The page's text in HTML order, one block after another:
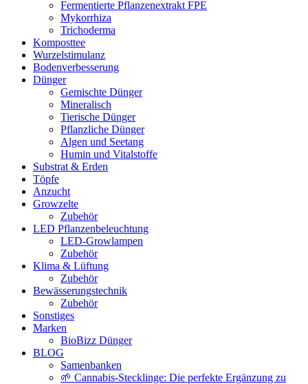
Fermentierte Pflanzenextrakt FPE
Mykorrhiza
Trichoderma
Komposttee
Wurzelstimulanz
Bodenverbesserung
Dünger
Gemischte Dünger
Mineralisch
Tierische Dünger
Pflanzliche Dünger
Algen und Seetang
Humin und Vitalstoffe
Substrat & Erden
Töpfe
Anzucht
Growzelte
Zubehör
LED Pflanzenbeleuchtung
LED-Growlampen
Zubehör
Klima & Lüftung
Zubehör
Bewässerungstechnik
Zubehör
Sonstiges
Marken
BioBizz Dünger
BLOG
Samenbanken
🌱 Cannabis-Stecklinge: Die perfekte Ergänzung zu